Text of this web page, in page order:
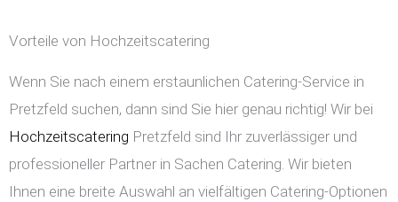
Vorteile von Hochzeitscatering
Wenn Sie nach einem erstaunlichen Catering-Service in
Pretzfeld suchen, dann sind Sie hier genau richtig! Wir bei
Hochzeitscatering Pretzfeld sind Ihr zuverlässiger und
professioneller Partner in Sachen Catering. Wir bieten
Ihnen eine breite Auswahl an vielfältigen Catering-Optionen